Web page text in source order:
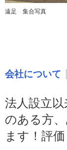
遠足 集合写真
会社について
法人設立
のある方
ます！評